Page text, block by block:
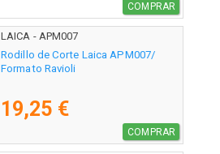
COMPRAR
LAICA - APM007
Rodillo de Corte Laica APM007/
Formato Ravioli
19,25 €
COMPRAR